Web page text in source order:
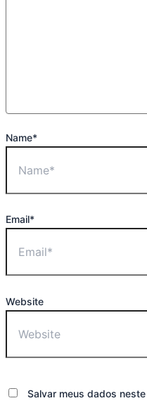
Name*
Email*
Website
Salvar meus dados